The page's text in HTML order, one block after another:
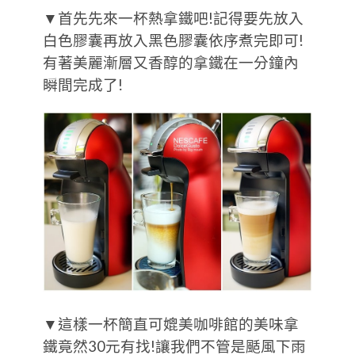
▼首先先來一杯熱拿鐵吧!記得要先放入
白色膠囊再放入黑色膠囊依序煮完即可!
有著美麗漸層又香醇的拿鐵在一分鐘內
瞬間完成了!
▼這樣一杯簡直可媲美咖啡館的美味拿
鐵竟然30元有找!讓我們不管是颳風下雨